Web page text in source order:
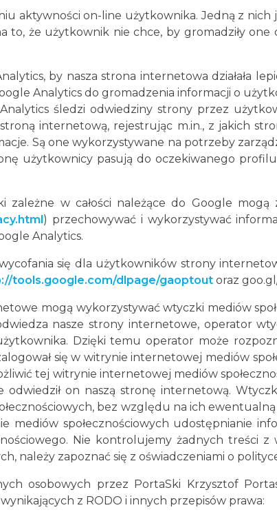
aktywności on-line użytkownika. Jedną z
że użytkownik nie chce, by gromadziły
by nasza strona internetowa działała
Analytics do gromadzenia informacji o
śledzi odwiedziny strony przez
internetową, rejestrując m.in., z jakich
Są one wykorzystywane na potrzeby
użytkownicy pasują do oczekiwanego
zależne w całości należące do Google
) przechowywać i wykorzystywać
Analytics.
się dla użytkowników strony
tools.google.com/dlpage/gaoptout oraz
mogą wykorzystywać wtyczki mediów
nasze strony internetowe, operator
Dzięki temu operator może
się w witrynie internetowej mediów
tej witrynie internetowej mediów
on naszą stronę internetową.
bez względu na ich
mediów społecznościowych udostępnianie
Nie kontrolujemy żadnych treści z
należy zapoznać się z oświadczeniami o
osobowych przez PortaSki Krzysztof
z RODO i innych przepisów prawa: